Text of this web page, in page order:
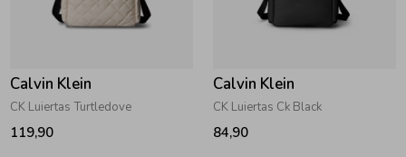
Zwemkleding
Jassen
Zwemkleding
Jassen
Cadeaubonnen
Haaraccessoires
Winterjassen
Zomerjassen
Zwemvesten & Zwembandjes
Winterjassen
Zomerjassen
Calvin Klein
CK Luiertas Turtledove
119,90
Calvin Klein
CK Luiertas Ck Black
84,90